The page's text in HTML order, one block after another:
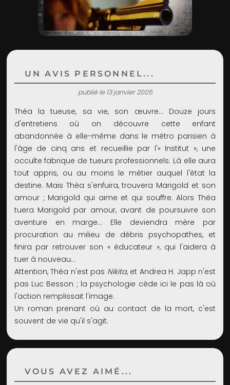
UN AVIS PERSONNEL...
publié le 13 janvier 2005
Théa la tueuse, sa vie, son œuvre... Douze jours
d'entretiens où on découvre cette enfant
abandonnée à elle-même dans le métro parisien à
l'âge de cinq ans et recueillie par l'« Institut », une
occulte fabrique de tueurs professionnels. Là elle aura
tout appris, ou au moins le métier auquel l'état la
destine. Mais Théa s'enfuira, trouvera Marigold et son
amour ; Marigold qui aime et qui souffre. Alors Théa
tuera Marigold par amour, avant de poursuivre son
aventure en marge... Elle deviendra mère par
procuration au milieu de débris psychopathes, et
finira par retrouver son « éducateur », qui l'aidera à
tuer à nouveau...
Attention, Théa n'est pas Nikita, et Andrea H. Japp n'est
pas Luc Besson ; la psychologie cède ici le pas là où
l'action remplissait l'image.
Un roman prenant où au contact de la mort, c'est
souvent de vie qu'il s'agit.
VOUS AVEZ AIMÉ...